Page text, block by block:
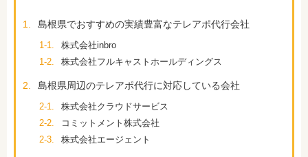
1. 島根県でおすすめの実績豊富なテレアポ代行会社
1-1.
株式会社inbro
1-2.
株式会社フルキャストホールディングス
2. 島根県周辺のテレアポ代行に対応している会社
2-1.
株式会社クラウドサービス
2-2.
コミットメント株式会社
2-3.
株式会社エージェント